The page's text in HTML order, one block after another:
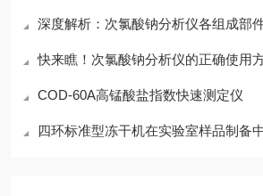
深度解析：次氯酸钠分析仪各组成部
快来瞧！次氯酸钠分析仪的正确使用
COD-60A高锰酸盐指数快速测定仪
四环标准型冻干机在实验室样品制备